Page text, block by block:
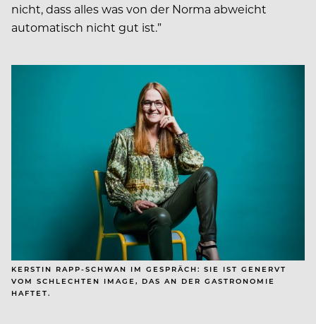
nicht, dass alles was von der Norma abweicht
automatisch nicht gut ist.”
KERSTIN RAPP-SCHWAN IM GESPRÄCH: SIE IST GENERVT
VOM SCHLECHTEN IMAGE, DAS AN DER GASTRONOMIE
HAFTET.